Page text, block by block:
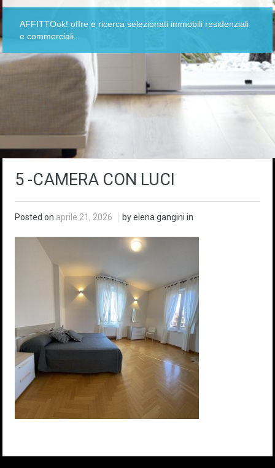
AFFITTOok! offre e ricerca selezionati immobili residenziali
e commerciali.
5 -CAMERA CON LUCI
Posted on aprile 21, 2026 by elena gangini in